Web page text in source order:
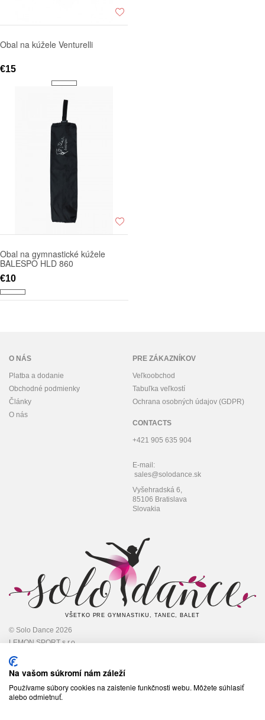
Obal na kúžele Venturelli
€15
Obal na gymnastické kúžele
BALESPO HLD 860
€10
O NÁS
Platba a dodanie
Obchodné podmienky
Články
O nás
PRE ZÁKAZNÍKOV
Veľkoobchod
Tabuľka veľkostí
Ochrana osobných údajov (GDPR)
CONTACTS
+421 905 635 904
E-mail:
sales@solodance.sk
Vyšehradská 6,
85106 Bratislava
Slovakia
VŠETKO PRE GYMNASTIKU, TANEC, BALET
© Solo Dance 2026
LEMON SPORT s.r.o
IČO: 45 348 545,
DIČ: 2022948301
Na vašom súkromí nám záleží
Používame súbory cookies na zaistenie funkčnosti webu. Môžete súhlasiť
alebo odmietnuť.